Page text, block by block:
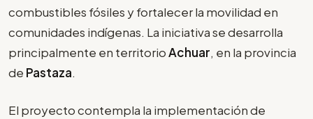
combustibles fósiles y fortalecer la movilidad en
comunidades indígenas. La iniciativa se desarrolla
principalmente en territorioAchuar, en la provincia
de Pastaza.
El proyecto contempla la implementación de